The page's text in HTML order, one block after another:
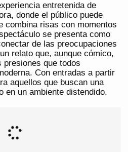
entretenida de
donde el público puede
combina risas con momentos
se presenta como
de las preocupaciones
relato que, aunque cómico,
presiones que todos
Con entradas a partir
aquellos que buscan una
en un ambiente distendido.